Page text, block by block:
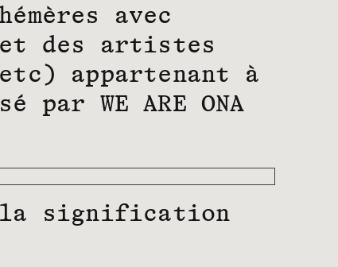
avec
des artistes
appartenant à
WE ARE ONA
la signification